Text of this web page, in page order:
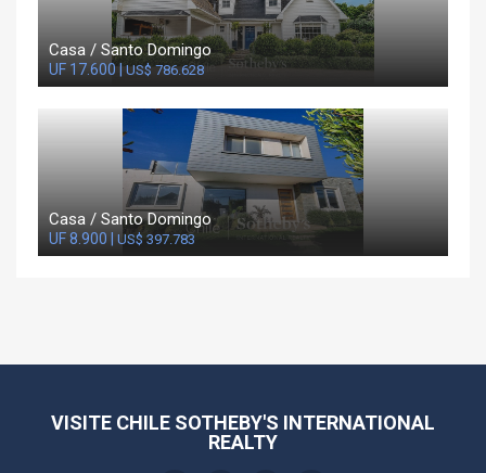
Casa / Santo Domingo
UF 17.600 | US$ 786.628
Casa / Santo Domingo
UF 8.900 | US$ 397.783
VISITE CHILE SOTHEBY'S INTERNATIONAL
REALTY